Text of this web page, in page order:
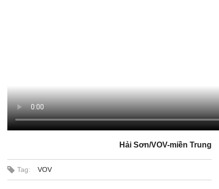
Hải Sơn/VOV-miền Trung
Tag: VOV